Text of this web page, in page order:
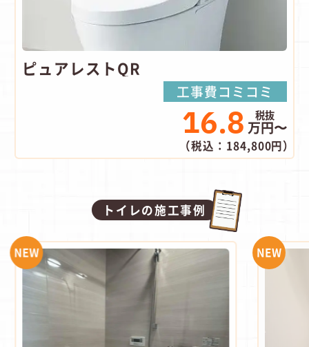
ピュアレストQR
工事費コミコミ
16.8 万円〜
（税込：184,800円）
トイレの施工事例
NEW NEW